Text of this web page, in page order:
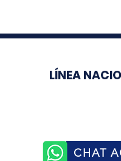
LÍNEA
CHAT